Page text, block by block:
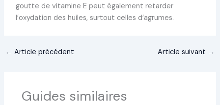
goutte de vitamine E peut également retarder
l’oxydation des huiles, surtout celles d’agrumes.
← Article précédent Article suivant →
Guides similaires